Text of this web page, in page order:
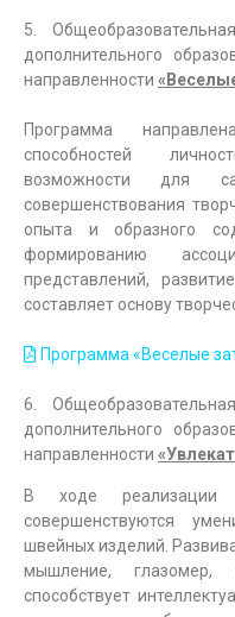
5.
дополнительного
направленности
Программа
способностей
возможности для
совершенствования
опыта и образного
формированию
представлений,
составляет основу
Программа «Веселые
6.
дополнительного
направленности
В ходе реализации
совершенствуются
швейных изделий.
мышление, глазомер,
способствует